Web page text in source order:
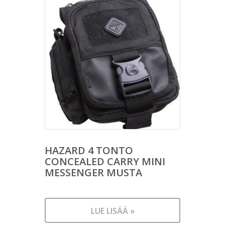
HAZARD 4 TONTO
CONCEALED CARRY MINI
MESSENGER MUSTA
LUE LISÄÄ »